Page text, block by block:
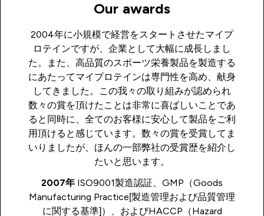
Our awards
2004年に小規模で経営をスタートさせたマイプ
ロテインですが、企業として大幅に成長しまし
た。また、高品質のスポーツ栄養製品を製造する
にあたってマイプロテインは専門性を高め、献身
してきました。この我々の取り組みが認められ
数々の賞を頂けたことは非常に喜ばしいことであ
ると同時に、全てのお客様に安心して製品をご利
用頂けると感じています。数々の賞を受賞してま
いりましたが、ほんの一部弊社の受賞歴を紹介し
たいと思います。
2007年 ISO9001製造認証、GMP（Goods
Manufacturing Practice[製造管理および品質管理
に関する基準]）、およびHACCP（Hazard